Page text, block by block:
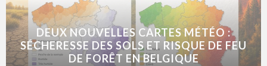
DEUX NOUVELLES CARTES MÉTÉO :
SÉCHERESSE DES SOLS ET RISQUE DE FEU
DE FORÊT EN BELGIQUE